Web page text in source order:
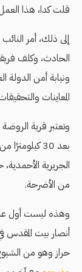
قلت كدا، هذا العمل
إلى ذلك، أمر
الحادث، وكلف
ونيابة أمن الدولة
المعاينات
بعد 30
الجريرية
من الأضرحة.
وهذه ليست أول
أنصار بيت المقدس
حراز وهو من الشيوخ